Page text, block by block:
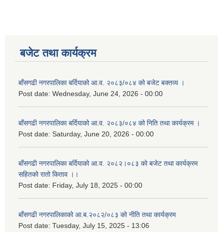
बजेट तथा कार्यक्रम
बाँसगढी नगरपालिका बर्दियाको आ.व. २०८३/०८४ को बजेट बक्तव्य ।
Post date: Wednesday, June 24, 2026 - 00:00
बाँसगढी नगरपालिका बर्दियाको आ.व. २०८३/०८४ को निति तथा कार्यक्रम ।
Post date: Saturday, June 20, 2026 - 00:00
बाँसगढी नगरपालिका बर्दियाको आ.व. २०८२।०८३ को बजेट तथा कार्यक्रम
सहितको रातो किताव ।।
Post date: Friday, July 18, 2025 - 00:00
बाँसगढी नगरपालिकाको आ.ब.२०८२/०८३ को नीति तथा कार्यक्रम
Post date: Tuesday, July 15, 2025 - 13:06